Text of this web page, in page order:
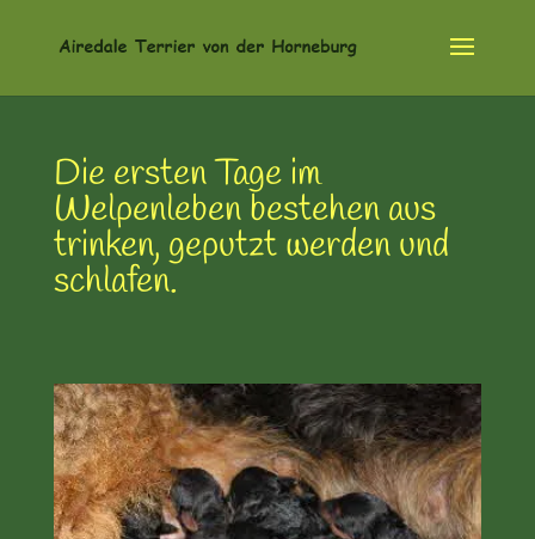
Die ersten Tage im
Welpenleben bestehen aus
trinken, geputzt werden und
schlafen.